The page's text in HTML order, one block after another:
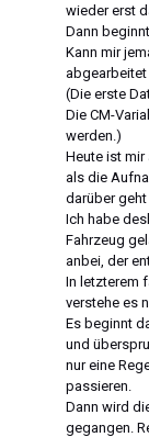
wieder erst
Dann
Kann mir
abgearbeitet
(Die erste
Die CM-
werden.)
Heute ist
als die
darüber
Ich habe
Fahrzeug
anbei, der
In letzterem
verstehe es
Es beginnt
und
nur eine
passieren.
Dann wird
gegangen.